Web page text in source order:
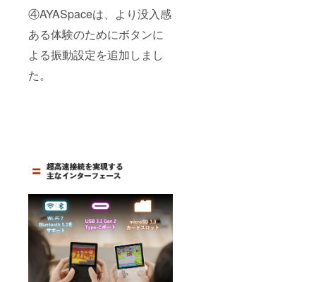
④AYASpaceは、より没入感
ある体験のためにボタンに
よる振動設定を追加しまし
た。